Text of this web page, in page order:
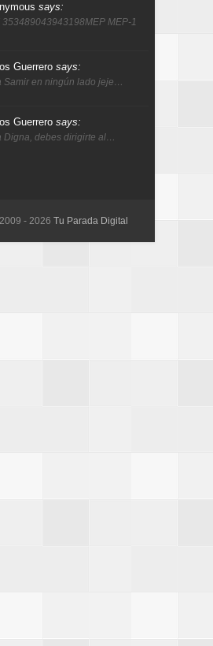
says:
353489043943198MEP MEP-1
Guerrero says:
Samir en ningún lado jeje…
Guerrero says:
Digna, debes dirigirte al…
- 2026 Tu Parada Digital